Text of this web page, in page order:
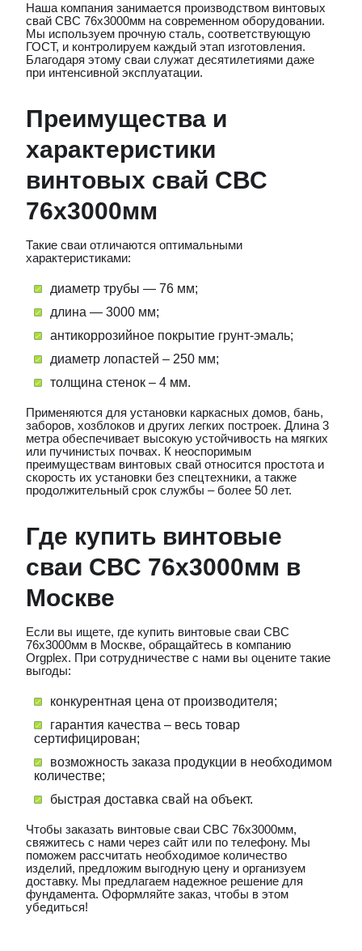
Наша компания занимается производством винтовых
свай СВС 76х3000мм на современном оборудовании.
Мы используем прочную сталь, соответствующую
ГОСТ, и контролируем каждый этап изготовления.
Благодаря этому сваи служат десятилетиями даже
при интенсивной эксплуатации.
Преимущества и
характеристики
винтовых свай СВС
76х3000мм
Такие сваи отличаются оптимальными
характеристиками:
диаметр трубы — 76 мм;
длина — 3000 мм;
антикоррозийное покрытие грунт-эмаль;
диаметр лопастей – 250 мм;
толщина стенок – 4 мм.
Применяются для установки каркасных домов, бань,
заборов, хозблоков и других легких построек. Длина 3
метра обеспечивает высокую устойчивость на мягких
или пучинистых почвах. К неоспоримым
преимуществам винтовых свай относится простота и
скорость их установки без спецтехники, а также
продолжительный срок службы – более 50 лет.
Где купить винтовые
сваи СВС 76х3000мм в
Москве
Если вы ищете, где купить винтовые сваи СВС
76х3000мм в Москве, обращайтесь в компанию
Orgplex. При сотрудничестве с нами вы оцените такие
выгоды:
конкурентная цена от производителя;
гарантия качества – весь товар
сертифицирован;
возможность заказа продукции в необходимом
количестве;
быстрая доставка свай на объект.
Чтобы заказать винтовые сваи СВС 76х3000мм,
свяжитесь с нами через сайт или по телефону. Мы
поможем рассчитать необходимое количество
изделий, предложим выгодную цену и организуем
доставку. Мы предлагаем надежное решение для
фундамента. Оформляйте заказ, чтобы в этом
убедиться!